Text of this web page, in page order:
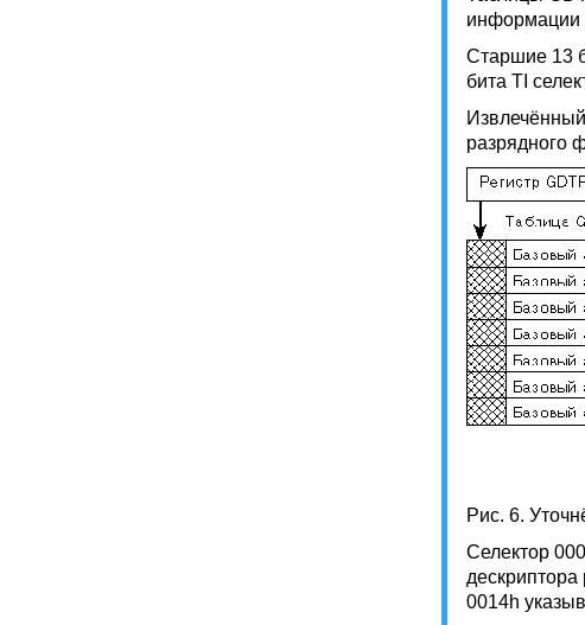
информации
Старшие 13
бита TI
разрядного
Рис. 6.
Селектор
0014h